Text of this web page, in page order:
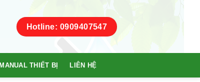
Hotline: 0909407547
MANUAL THIẾT BỊ LIÊN HỆ